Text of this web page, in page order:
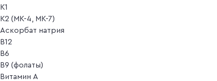
K1
K2 (MK-4, MK-7)
Аскорбат натрия
В12
В6
В9 (фолаты)
Витамин A